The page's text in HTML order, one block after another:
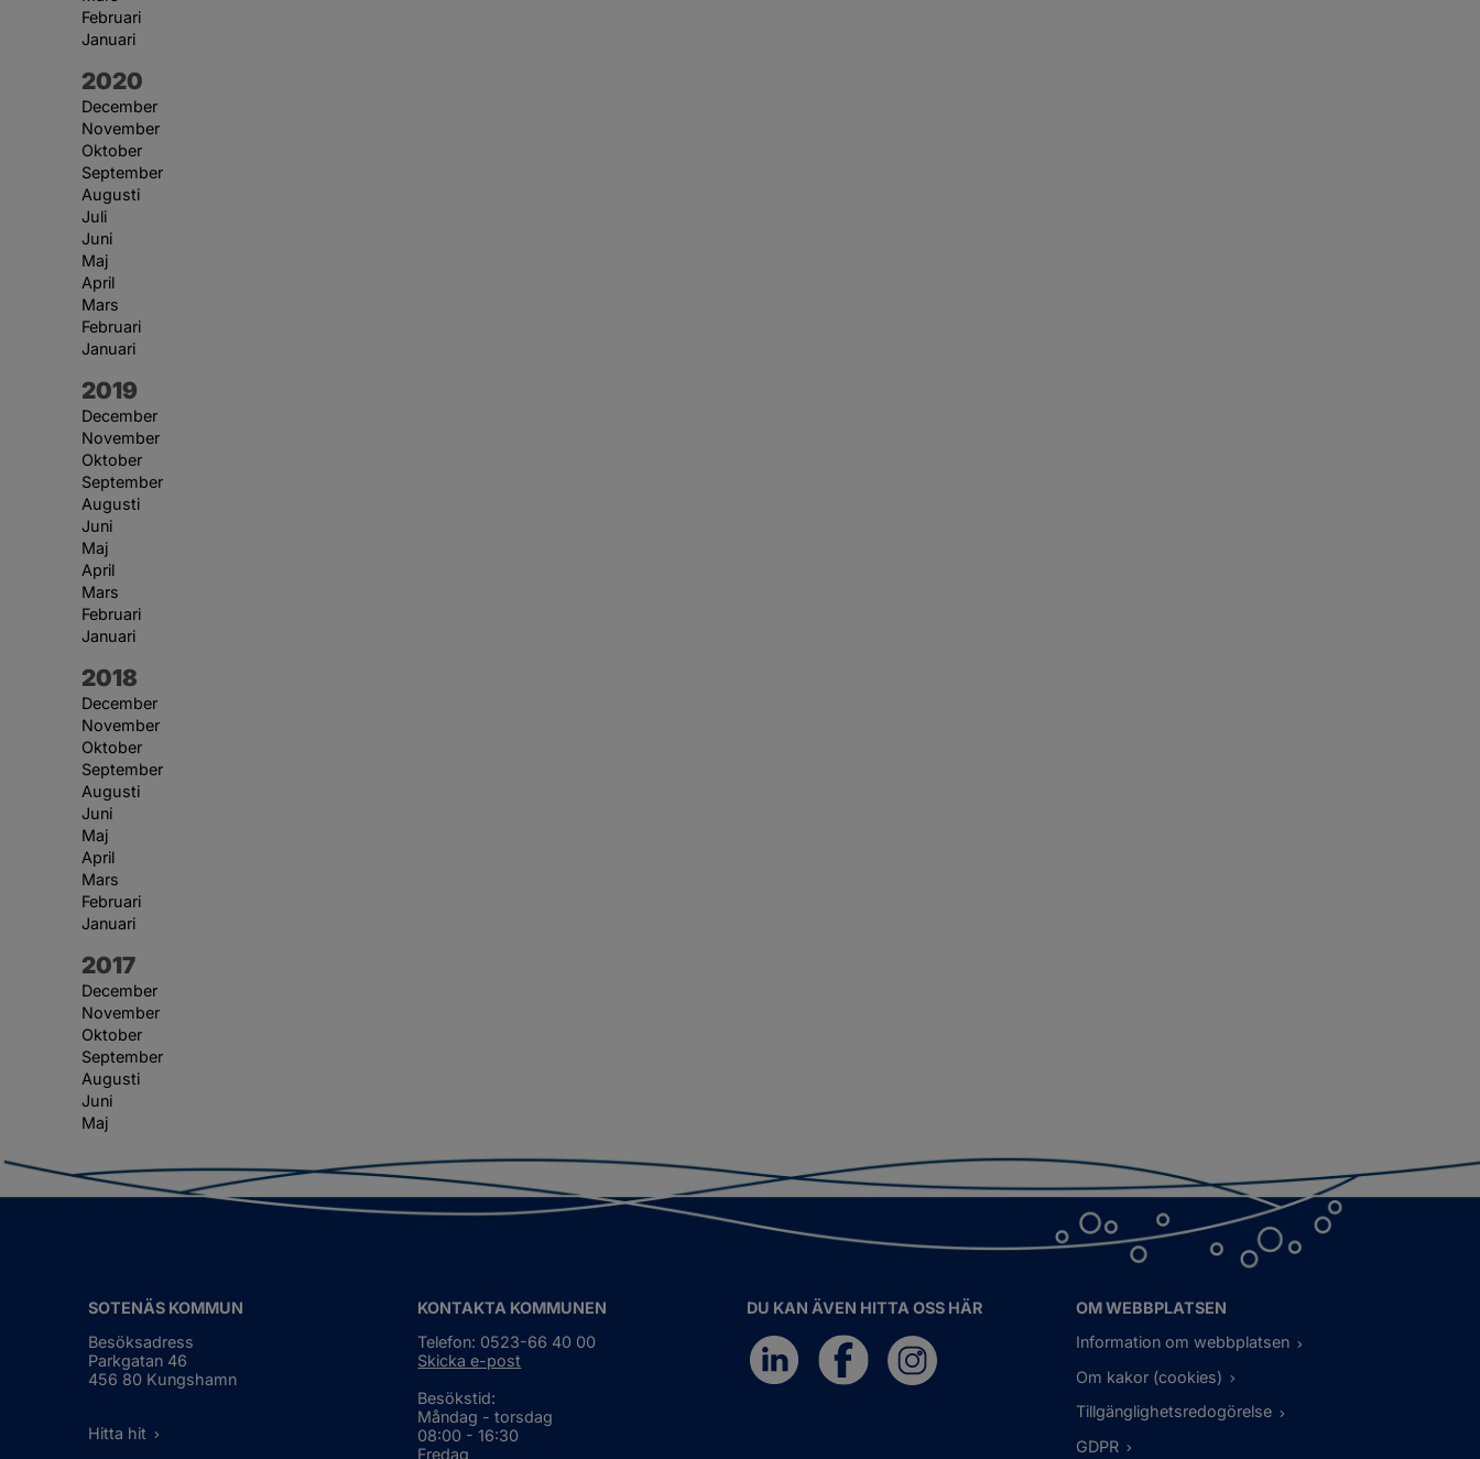
Februari
Januari
År:
2020
December
November
Oktober
September
Augusti
Juli
Juni
Maj
April
Mars
Februari
Januari
År:
2019
December
November
Oktober
September
Augusti
Juni
Maj
April
Mars
Februari
Januari
År:
2018
December
November
Oktober
September
Augusti
Juni
Maj
April
Mars
Februari
Januari
År:
2017
December
November
Oktober
September
Augusti
Juni
Maj
SOTENÄS KOMMUN
Besöksadress
Parkgatan 46
456 80 Kungshamn
Hitta hit
KONTAKTA KOMMUNEN
Telefon: 0523-66 40 00
Skicka e-post
Besökstid:
Måndag - torsdag
08:00 - 16:30
Fredag
DU KAN ÄVEN HITTA OSS HÄR
OM WEBBPLATSEN
Information om webbplatsen
Om kakor (cookies)
Tillgänglighetsredogörelse
GDPR